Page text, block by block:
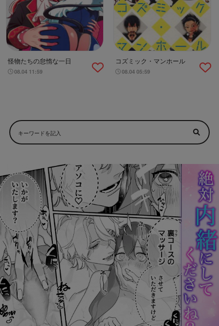
怪物たちの怠惰な一日
08.04 11:59
コズミック・マンホール
08.04 05:59